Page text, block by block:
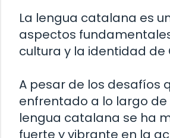
La lengua catalana es
aspectos
cultura y la identidad de
A pesar de los desafíos
enfrentado a lo largo de
lengua catalana se ha
fuerte y vibrante en la